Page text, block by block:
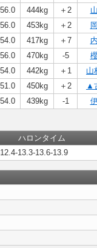
56.0 444kg ＋2
56.0 453kg ＋2
54.0 417kg ＋7
56.0 470kg -5
54.0 442kg ＋1 山
51.0 450kg ＋2 ▲
54.0 439kg -1
ハロンタイム
13.3-13.6-13.9